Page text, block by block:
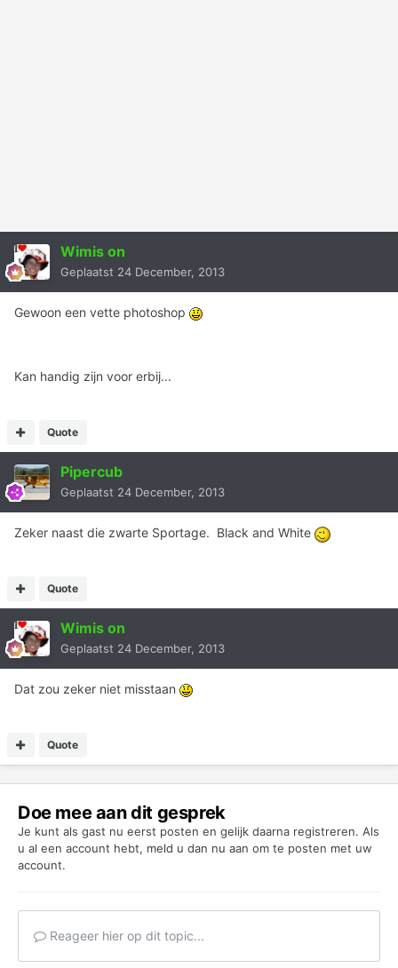
Wimis on
Geplaatst 24 December, 2013
Gewoon een vette photoshop
Kan handig zijn voor erbij...
Quote
Pipercub
Geplaatst 24 December, 2013
Zeker naast die zwarte Sportage. Black and White
Quote
Wimis on
Geplaatst 24 December, 2013
Dat zou zeker niet misstaan
Quote
Doe mee aan dit gesprek
Je kunt als gast nu eerst posten en gelijk daarna registreren. Als
u al een account hebt, meld u dan nu aan om te posten met uw
account.
Reageer hier op dit topic...